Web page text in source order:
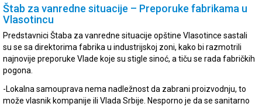
Štab za vanredne situacije – Preporuke fabrikama u
Vlasotincu
Predstavnici Štaba za vanredne situacije opštine Vlasotince sastali
su se sa direktorima fabrika u industrijskoj zoni, kako bi razmotrili
najnovije preporuke Vlade koje su stigle sinoć, a tiču se rada fabričkih
pogona.
-Lokalna samouprava nema nadležnost da zabrani proizvodnju, to
može vlasnik kompanije ili Vlada Srbije. Nesporno je da se sanitarno